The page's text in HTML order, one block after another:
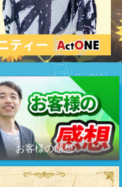
お客様の感想